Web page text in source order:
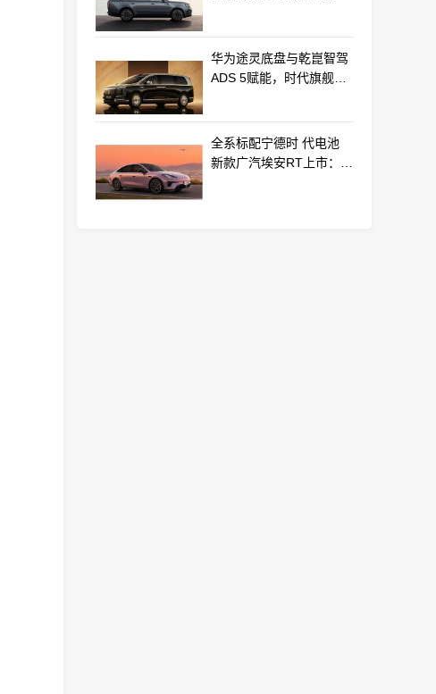
华为途灵底盘与乾崑智驾
ADS 5赋能，时代旗舰
全系标配宁德时 代电池
新款广汽埃安RT上市：